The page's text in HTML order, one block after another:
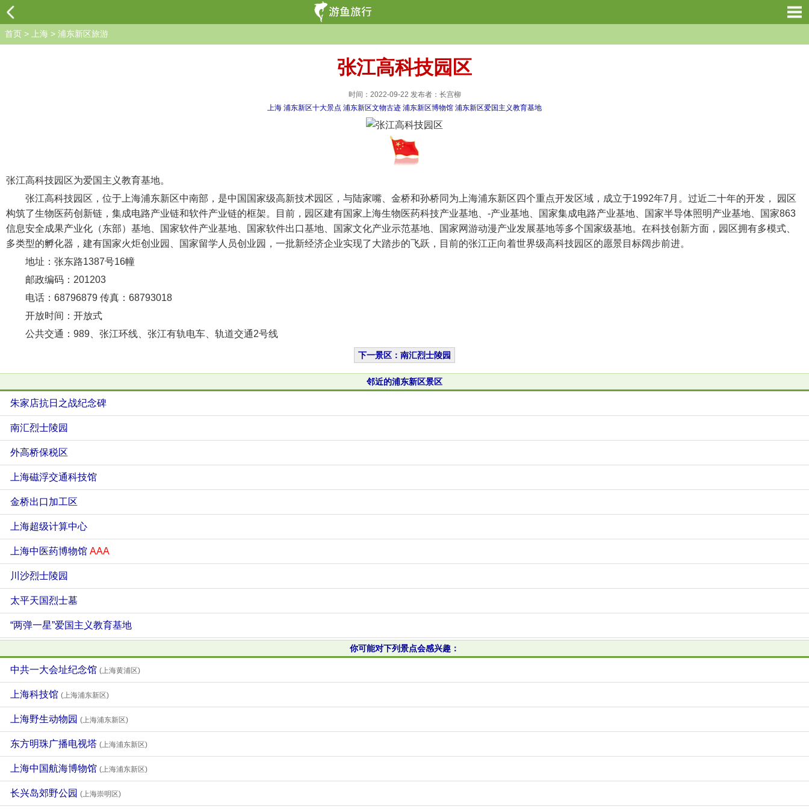
首页 > 上海 > 浦东新区旅游
张江高科技园区
时间：2022-09-22 发布者：长宫柳
上海 浦东新区十大景点 浦东新区文物古迹 浦东新区博物馆 浦东新区爱国主义教育基地
张江高科技园区为爱国主义教育基地。
张江高科技园区，位于上海浦东新区中南部，是中国国家级高新技术园区，与陆家嘴、金桥和孙桥同为上海浦东新区四个重点开发区域，成立于1992年7月。过近二十年的开发， 园区
构筑了生物医药创新链，集成电路产业链和软件产业链的框架。目前，园区建有国家上海生物医药科技产业基地、-产业基地、国家集成电路产业基地、国家半导体照明产业基地、国家863
信息安全成果产业化（东部）基地、国家软件产业基地、国家软件出口基地、国家文化产业示范基地、国家网游动漫产业发展基地等多个国家级基地。在科技创新方面，园区拥有多模式、
多类型的孵化器，建有国家火炬创业园、国家留学人员创业园，一批新经济企业实现了大踏步的飞跃，目前的张江正向着世界级高科技园区的愿景目标阔步前进。
地址：张东路1387号16幢
邮政编码：201203
电话：68796879 传真：68793018
开放时间：开放式
公共交通：989、张江环线、张江有轨电车、轨道交通2号线
下一景区：南汇烈士陵园
邻近的浦东新区景区
朱家店抗日之战纪念碑
南汇烈士陵园
外高桥保税区
上海磁浮交通科技馆
金桥出口加工区
上海超级计算中心
上海中医药博物馆 AAA
川沙烈士陵园
太平天国烈士墓
“两弹一星”爱国主义教育基地
你可能对下列景点会感兴趣：
中共一大会址纪念馆 (上海黄浦区)
上海科技馆 (上海浦东新区)
上海野生动物园 (上海浦东新区)
东方明珠广播电视塔 (上海浦东新区)
上海中国航海博物馆 (上海浦东新区)
长兴岛郊野公园 (上海崇明区)